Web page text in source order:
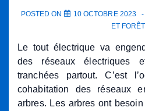
POSTED ON 10 OCTOBRE 2023
ET
Le tout électrique va
des réseaux électriques
tranchées partout. C’est
cohabitation des réseaux
arbres. Les arbres ont besoin